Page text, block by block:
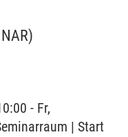
- Fr,
| Start